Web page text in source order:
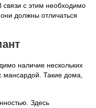
связи с этим необходимо
должны отличаться
наличие нескольких
мансардой. Такие дома,
Здесь